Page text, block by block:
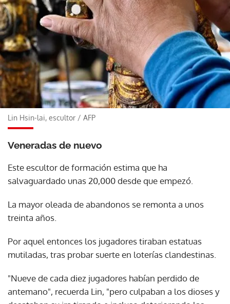
Lin Hsin-lai, escultor / AFP
Veneradas de nuevo
Este escultor de formación estima que ha
salvaguardado unas 20,000 desde que empezó.
La mayor oleada de abandonos se remonta a unos
treinta años.
Por aquel entonces los jugadores tiraban estatuas
mutiladas, tras probar suerte en loterías clandestinas.
"Nueve de cada diez jugadores habían perdido de
antemano", recuerda Lin, "pero culpaban a los dioses y